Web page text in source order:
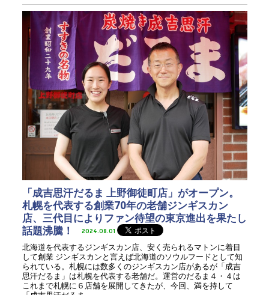
「成吉思汗だるま 上野御徒町店」がオープン。
札幌を代表する創業70年の老舗ジンギスカン
店、三代目によりファン待望の東京進出を果たし
話題沸騰！
2024.08.01
北海道を代表するジンギスカン店、安く売られるマトンに着目
して創業 ジンギスカンと言えば北海道のソウルフードとして知
られている。札幌には数多くのジンギスカン店があるが「成吉
思汗だるま」は札幌を代表する老舗だ。運営のだるま４・４は
これまで札幌に６店舗を展開してきたが、今回、満を持して